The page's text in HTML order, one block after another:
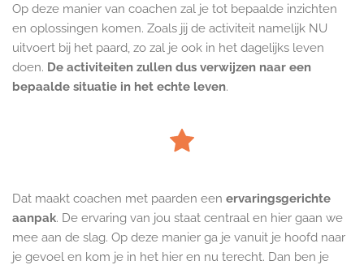
Op deze manier van coachen zal je tot bepaalde inzichten
en oplossingen komen. Zoals jij de activiteit namelijk NU
uitvoert bij het paard, zo zal je ook in het dagelijks leven
doen. De activiteiten zullen dus verwijzen naar een
bepaalde situatie in het echte leven.
Dat maakt coachen met paarden een ervaringsgerichte
aanpak. De ervaring van jou staat centraal en hier gaan we
mee aan de slag. Op deze manier ga je vanuit je hoofd naar
je gevoel en kom je in het hier en nu terecht. Dan ben je